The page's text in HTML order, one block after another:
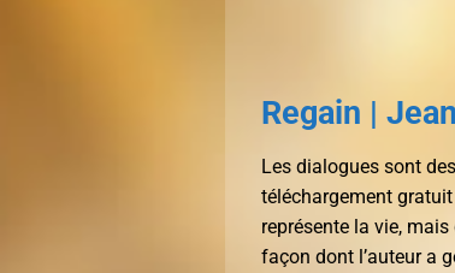
Regain |
Les dialogues sont
téléchargement
représente la vie,
façon dont l’auteur a